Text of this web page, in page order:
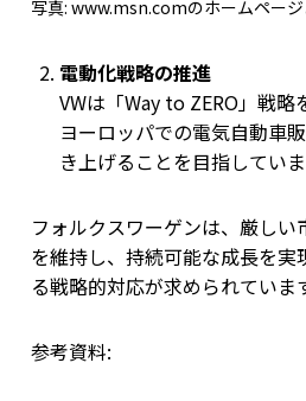
写真: www.msn.comのホームページ
電動化戦略の推進
VWは「Way to ZERO」戦
ヨーロッパでの電気自動車
き上げることを目指していま
フォルクスワーゲンは、厳し
を維持し、持続可能な成長を実
る戦略的対応が求められていま
参考資料: